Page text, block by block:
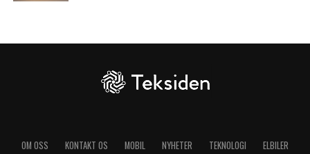
OM OSS KONTAKT OS MOBIL NYHETER TEKNOLOGI ELBILER